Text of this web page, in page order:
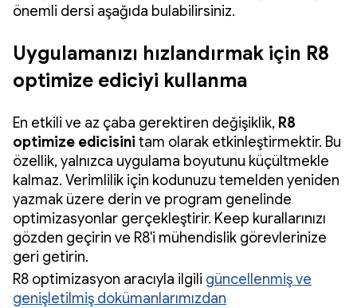
önemli dersi aşağıda bulabilirsiniz.
Uygulamanızı hızlandırmak için R8
optimize ediciyi kullanma
En etkili ve az çaba gerektiren değişiklik, R8
optimize edicisini tam olarak etkinleştirmektir. Bu
özellik, yalnızca uygulama boyutunu küçültmekle
kalmaz. Verimlilik için kodunuzu temelden yeniden
yazmak üzere derin ve program genelinde
optimizasyonlar gerçekleştirir. Keep kurallarınızı
gözden geçirin ve R8'i mühendislik görevlerinize
geri getirin.
R8 optimizasyon aracıyla ilgili güncellenmiş ve
genişletilmiş dokümanlarımızdan